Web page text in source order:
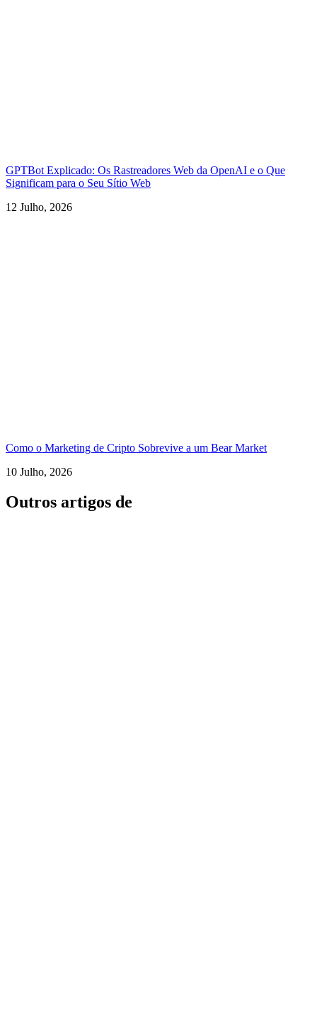
GPTBot Explicado: Os Rastreadores Web da OpenAI e o Que
Significam para o Seu Sítio Web
12 Julho, 2026
Como o Marketing de Cripto Sobrevive a um Bear Market
10 Julho, 2026
Outros artigos de